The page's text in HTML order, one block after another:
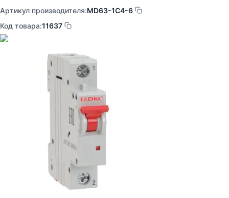
Артикул производителя:MD63-1C4-6
Код товара:11637